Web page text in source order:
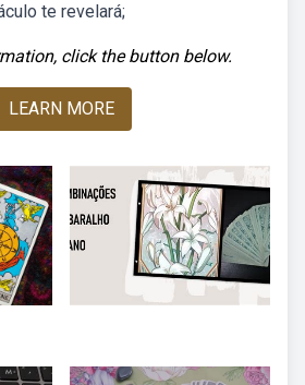
te revelará;
click the button below.
LEARN MORE